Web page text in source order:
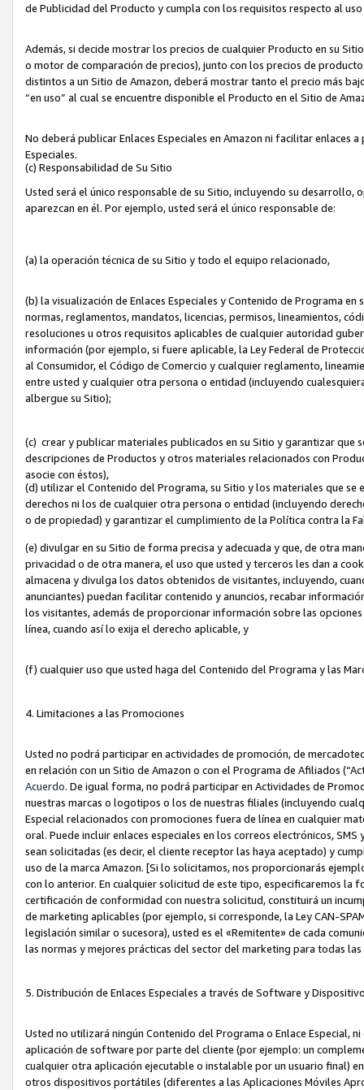
de Publicidad del Producto y cumpla con los requisitos respecto al uso
Además, si decide mostrar los precios de cualquier Producto en su
o motor de comparación de precios), junto con los precios de
distintos a un Sitio de Amazon, deberá mostrar tanto el precio más
“en uso” al cual se encuentre disponible el Producto en el Sitio de
No deberá publicar Enlaces Especiales en Amazon ni facilitar enlaces
Especiales.
(c) Responsabilidad de Su Sitio
Usted será el único responsable de su Sitio, incluyendo su
aparezcan en él. Por ejemplo, usted será el único responsable de:
(a) la operación técnica de su Sitio y todo el equipo relacionado,
(b) la visualización de Enlaces Especiales y Contenido de Programa
normas, reglamentos, mandatos, licencias, permisos, lineamientos,
resoluciones u otros requisitos aplicables de cualquier autoridad
información (por ejemplo, si fuere aplicable, la Ley Federal de
al Consumidor, el Código de Comercio y cualquier reglamento,
entre usted y cualquier otra persona o entidad (incluyendo
albergue su Sitio);
(c) crear y publicar materiales publicados en su Sitio y garantizar que
descripciones de Productos y otros materiales relacionados con
asocie con éstos),
(d) utilizar el Contenido del Programa, su Sitio y los materiales que se
derechos ni los de cualquier otra persona o entidad (incluyendo
o de propiedad) y garantizar el cumplimiento de la Política contra la
(e) divulgar en su Sitio de forma precisa y adecuada y que, de otra
privacidad o de otra manera, el uso que usted y terceros les dan a
almacena y divulga los datos obtenidos de visitantes, incluyendo,
anunciantes) puedan facilitar contenido y anuncios, recabar
los visitantes, además de proporcionar información sobre las
línea, cuando así lo exija el derecho aplicable, y
(f) cualquier uso que usted haga del Contenido del Programa y las
4. Limitaciones a las Promociones
Usted no podrá participar en actividades de promoción, de
en relación con un Sitio de Amazon o con el Programa de Afiliados
Acuerdo. De igual forma, no podrá participar en Actividades de
nuestras marcas o logotipos o los de nuestras filiales (incluyendo
Especial relacionados con promociones fuera de línea en cualquier
oral. Puede incluir enlaces especiales en los correos electrónicos,
sean solicitadas (es decir, el cliente receptor las haya aceptado) y
uso de la marca Amazon. [Si lo solicitamos, nos proporcionarás
con lo anterior. En cualquier solicitud de este tipo, especificaremos
certificación de conformidad con nuestra solicitud, constituirá un
de marketing aplicables (por ejemplo, si corresponde, la Ley CAN-
legislación similar o sucesora), usted es el «Remitente» de cada
las normas y mejores prácticas del sector del marketing para todas
5. Distribución de Enlaces Especiales a través de Software y
Usted no utilizará ningún Contenido del Programa o Enlace Especial,
aplicación de software por parte del cliente (por ejemplo: un
cualquier otra aplicación ejecutable o instalable por un usuario final)
otros dispositivos portátiles (diferentes a las Aplicaciones Móviles